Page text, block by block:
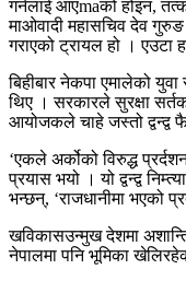
गर्नलाई आएmaको होइन,
माओवादी महासचिव देव
गराएको ट्रायल हो । एउटा
बिहीबार नेकपा एमालेको युवा
थिए । सरकारले सुरक्षा
आयोजकले चाहे जस्तो द्वन्द्व
‘एकले अर्कोको विरुद्ध
प्रयास भयो । यो द्वन्द्व
भन्छन्, ‘राजधानीमा भएको
खविकासउन्मुख देशमा अशान्ति
नेपालमा पनि भूमिका